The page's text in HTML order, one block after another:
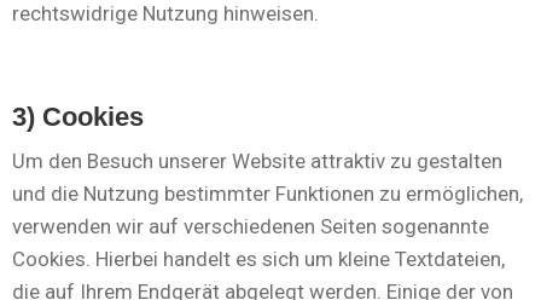
rechtswidrige Nutzung hinweisen.
3) Cookies
Um den Besuch unserer Website attraktiv zu gestalten
und die Nutzung bestimmter Funktionen zu ermöglichen,
verwenden wir auf verschiedenen Seiten sogenannte
Cookies. Hierbei handelt es sich um kleine Textdateien,
die auf Ihrem Endgerät abgelegt werden. Einige der von